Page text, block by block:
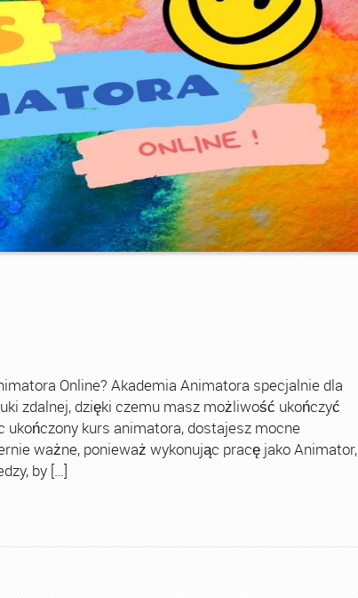
Online? Akademia Animatora specjalnie dla
zdalnej, dzięki czemu masz możliwość ukończyć
kurs animatora, dostajesz mocne
ważne, ponieważ wykonując pracę jako Animator,
by […]